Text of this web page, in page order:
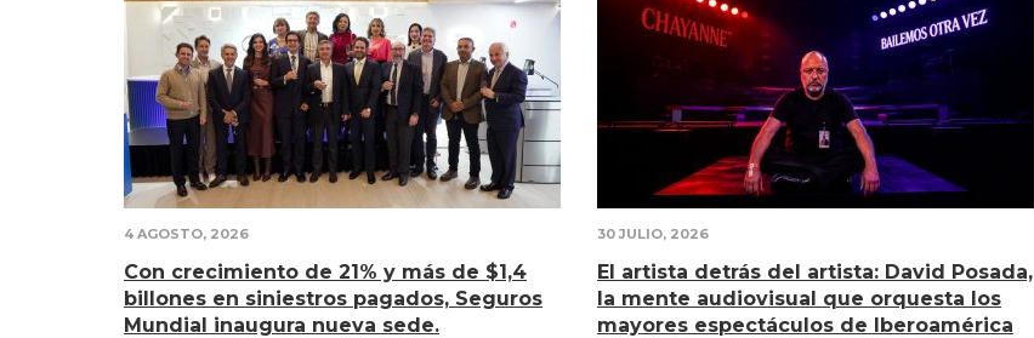
4 AGOSTO, 2026
Con crecimiento de 21% y más de $1,4
billones en siniestros pagados, Seguros
Mundial inaugura nueva sede.
30 JULIO, 2026
El artista detrás del artista: David Posada,
la mente audiovisual que orquesta los
mayores espectáculos de Iberoamérica